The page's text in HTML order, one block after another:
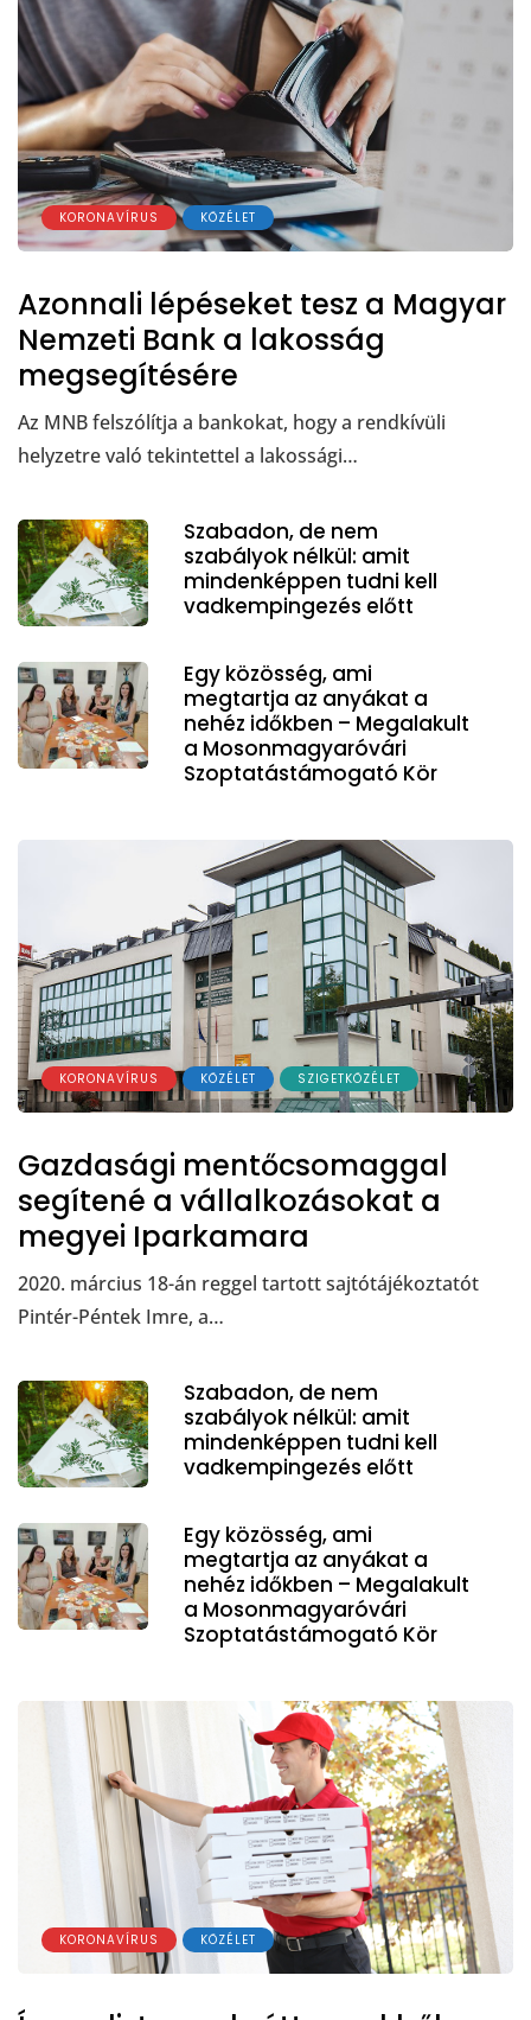
KORONAVÍRUS KÖZÉLET
Azonnali lépéseket tesz a Magyar
Nemzeti Bank a lakosság
megsegítésére
Az MNB felszólítja a bankokat, hogy a rendkívüli
helyzetre való tekintettel a lakossági…
Szabadon, de nem
szabályok nélkül: amit
mindenképpen tudni kell
vadkempingezés előtt
Egy közösség, ami
megtartja az anyákat a
nehéz időkben – Megalakult
a Mosonmagyaróvári
Szoptatástámogató Kör
KORONAVÍRUS KÖZÉLET SZIGETKÖZÉLET
Gazdasági mentőcsomaggal
segítené a vállalkozásokat a
megyei Iparkamara
2020. március 18-án reggel tartott sajtótájékoztatót
Pintér-Péntek Imre, a…
Szabadon, de nem
szabályok nélkül: amit
mindenképpen tudni kell
vadkempingezés előtt
Egy közösség, ami
megtartja az anyákat a
nehéz időkben – Megalakult
a Mosonmagyaróvári
Szoptatástámogató Kör
KORONAVÍRUS KÖZÉLET